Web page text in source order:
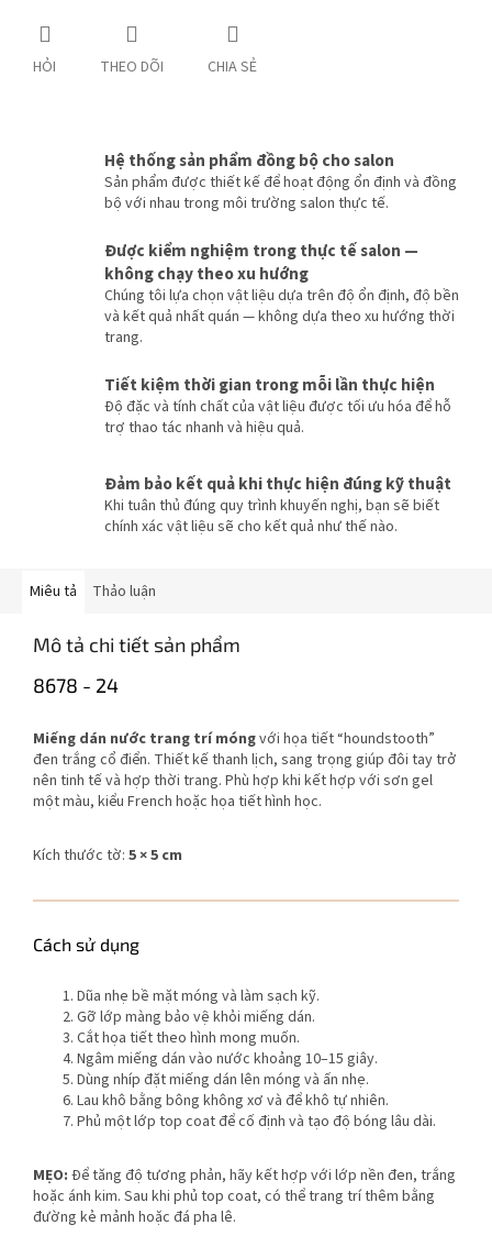
HỎI THEO DÕI CHIA SẺ
Hệ thống sản phẩm đồng bộ cho salon
Sản phẩm được thiết kế để hoạt động ổn định và đồng
bộ với nhau trong môi trường salon thực tế.
Được kiểm nghiệm trong thực tế salon —
không chạy theo xu hướng
Chúng tôi lựa chọn vật liệu dựa trên độ ổn định, độ bền
và kết quả nhất quán — không dựa theo xu hướng thời
trang.
Tiết kiệm thời gian trong mỗi lần thực hiện
Độ đặc và tính chất của vật liệu được tối ưu hóa để hỗ
trợ thao tác nhanh và hiệu quả.
Đảm bảo kết quả khi thực hiện đúng kỹ thuật
Khi tuân thủ đúng quy trình khuyến nghị, bạn sẽ biết
chính xác vật liệu sẽ cho kết quả như thế nào.
Miêu tả Thảo luận
Mô tả chi tiết sản phẩm
8678 - 24
Miếng dán nước trang trí móngvới họa tiết “houndstooth”
đen trắng cổ điển. Thiết kế thanh lịch, sang trọng giúp đôi tay trở
nên tinh tế và hợp thời trang. Phù hợp khi kết hợp với sơn gel
một màu, kiểu French hoặc họa tiết hình học.
Kích thước tờ: 5 × 5 cm
Cách sử dụng
Dũa nhẹ bề mặt móng và làm sạch kỹ.
Gỡ lớp màng bảo vệ khỏi miếng dán.
Cắt họa tiết theo hình mong muốn.
Ngâm miếng dán vào nước khoảng 10–15 giây.
Dùng nhíp đặt miếng dán lên móng và ấn nhẹ.
Lau khô bằng bông không xơ và để khô tự nhiên.
Phủ một lớp top coat để cố định và tạo độ bóng lâu dài.
MẸO: Để tăng độ tương phản, hãy kết hợp với lớp nền đen, trắng
hoặc ánh kim. Sau khi phủ top coat, có thể trang trí thêm bằng
đường kẻ mảnh hoặc đá pha lê.